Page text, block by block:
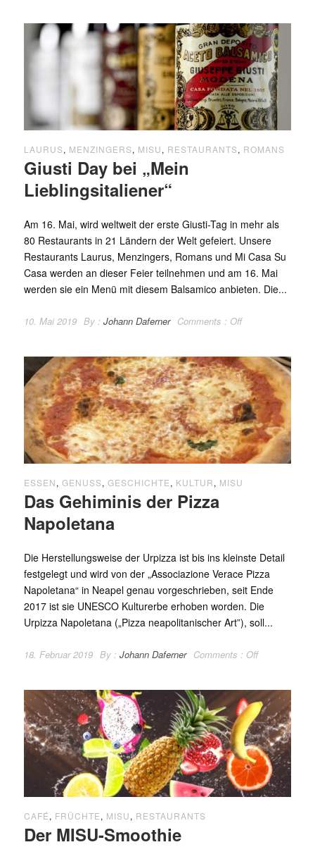
LAURUS, MENZINGERS, MISU, RESTAURANTS, ROMANS
Giusti Day bei „Mein
Lieblingsitaliener“
Am 16. Mai, wird weltweit der erste Giusti-Tag in mehr als
80 Restaurants in 21 Ländern der Welt gefeiert. Unsere
Restaurants Laurus, Menzingers, Romans und Mi Casa Su
Casa werden an dieser Feier teilnehmen und am 16. Mai
werden sie ein Menü mit diesem Balsamico anbieten. Die...
10. Mai 2019 By : Johann Daferner Comments : Off
ESSEN, GENUSS, GESCHICHTE, KULTUR, MISU
Das Gehiminis der Pizza
Napoletana
Die Herstellungsweise der Urpizza ist bis ins kleinste Detail
festgelegt und wird von der „Associazione Verace Pizza
Napoletana“ in Neapel genau vorgeschrieben, seit Ende
2017 ist sie UNESCO Kulturerbe erhoben worden. Die
Urpizza Napoletana („Pizza neapolitanischer Art”), soll...
18. Februar 2019 By : Johann Daferner Comments : Off
CAFÉ, FRÜCHTE, MISU, RESTAURANTS
Der MISU-Smoothie